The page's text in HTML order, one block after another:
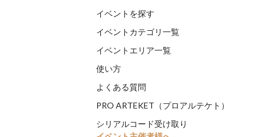
イベントを探す
イベントカテゴリ一覧
イベントエリア一覧
使い方
よくある質問
PRO ARTEKET（プロアルテケト）
シリアルコード受け取り